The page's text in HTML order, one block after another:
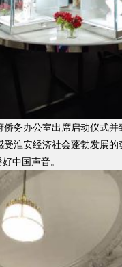
务办公室出席启动仪式
淮安经济社会蓬勃发展
中国声音。